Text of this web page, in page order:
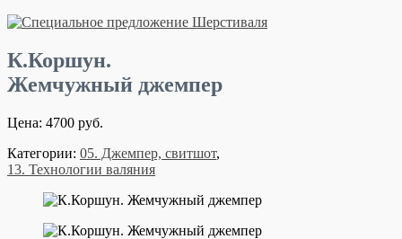
К.Коршун.
Жемчужный джемпер
Цена: 4700 руб.
Категории: 05. Джемпер, свитшот,
13. Технологии валяния